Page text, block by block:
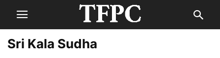
Sri Kala Sudha